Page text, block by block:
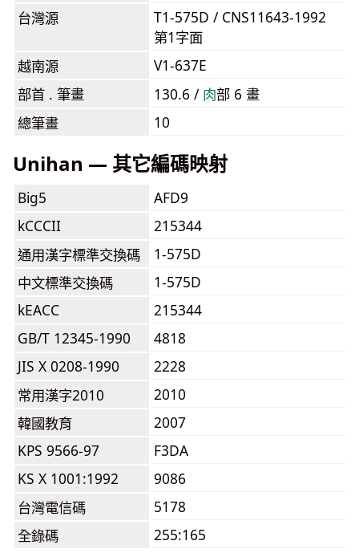
台灣源
T1-575D / CNS11643-1992
第1字面
越南源
V1-637E
部首 . 筆畫
130.6 / ⾁部 6 畫
總筆畫
10
Unihan — 其它編碼映射
Big5
AFD9
kCCCII
215344
通用漢字標準交換碼
1-575D
中文標準交換碼
1-575D
kEACC
215344
GB/T 12345-1990
4818
JIS X 0208-1990
2228
常用漢字2010
2010
韓國教育
2007
KPS 9566-97
F3DA
KS X 1001:1992
9086
台灣電信碼
5178
全錄碼
255:165